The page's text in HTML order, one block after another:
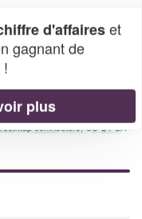
contributors,CC-BY-SA
d'affaireset
gagnant de
!
plus